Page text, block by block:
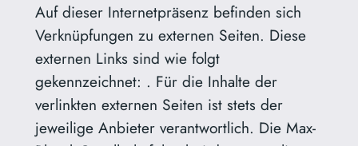
Auf dieser Internetpräsenz befinden sich
Verknüpfungen zu externen Seiten. Diese
externen Links sind wie folgt
gekennzeichnet: . Für die Inhalte der
verlinkten externen Seiten ist stets der
jeweilige Anbieter verantwortlich. Die Max-